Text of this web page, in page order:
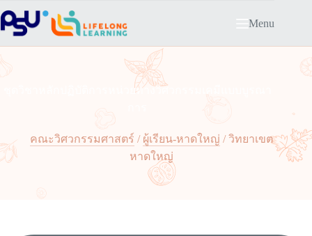
to
content
Menu
ชุดวิชาหลักปฏิบัติการหน่วยทางวิศวกรรมเคมีแบบบูรณา
คณะวิศวกรรมศาสตร์ / ผู้เรียน-หาดใหญ่ /วิทยาเขต
หาดใหญ่